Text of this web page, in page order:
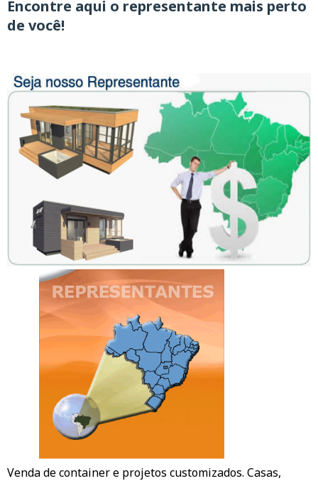
Encontre aqui o representante mais perto
de você!
Venda de container e projetos customizados. Casas,